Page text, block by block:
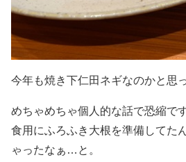
今年も焼き下仁田ネギなのかと思
めちゃめちゃ個人的な話で恐縮で
食用にふろふき大根を準備してた
ゃったなぁ…と。